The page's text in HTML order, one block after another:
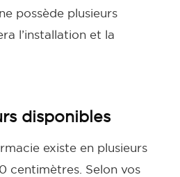
possède plusieurs
l’installation et la
disponibles
existe en plusieurs
centimètres. Selon vos